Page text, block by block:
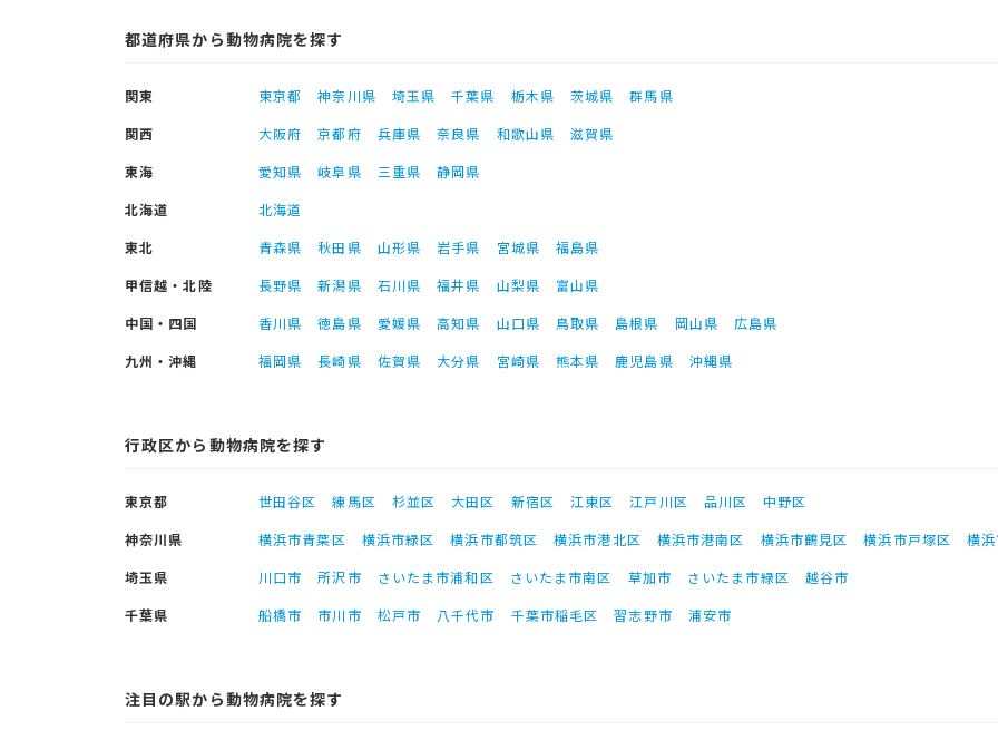
都道府県から動物病院を探す
関東 東京都 神奈川県 埼玉県 千葉県 栃木県 茨城県
群馬県
関西
大阪府 京都府 兵庫県 奈良県 和歌山県
滋賀県
東海
愛知県 岐阜県 三重県
静岡県
北海道
北海道
東北
青森県 秋田県 山形県 岩手県 宮城県
福島県
甲信越・北陸
長野県 新潟県 石川県 福井県 山梨県
富山県
中国・四国
香川県 徳島県 愛媛県 高知県 山口県 鳥取県 島根県 岡山県
広島県
九州・沖縄
福岡県 長崎県 佐賀県 大分県 宮崎県 熊本県 鹿児島県 沖縄県
行政区から動物病院を探す
東京都 世田谷区 練馬区 杉並区 大田区 新宿区 江東区 江戸川区 品川区
中野区
神奈川県
横浜市青葉区 横浜市緑区 横浜市都筑区 横浜市港北区 横浜市港南区 横浜市鶴見区 横浜市戸塚区
横
埼玉県
川口市 所沢市 さいたま市浦和区 さいたま市南区 草加市 さいたま市緑区
越谷市
千葉県
船橋市 市川市 松戸市 八千代市 千葉市稲毛区 習志野市 浦安市
注目の駅から動物病院を探す